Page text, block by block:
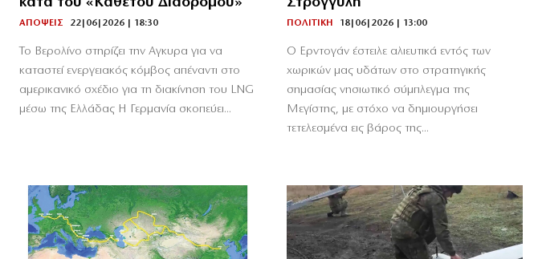
ΑΠΟΨΕΙΣ 22|06|2026 | 18:30
Το Βερολίνο στηρίζει την Αγκυρα για να
καταστεί ενεργειακός κόμβος απέναντι στο
αμερικανικό σχέδιο για τη διακίνηση του LNG
μέσω της Ελλάδας Η Γερμανία σκοπεύει...
ΠΟΛΙΤΙΚΗ 18|06|2026 | 13:00
Ο Ερντογάν έστειλε αλιευτικά εντός των
χωρικών μας υδάτων στο στρατηγικής
σημασίας νησιωτικό σύμπλεγμα της
Μεγίστης, με στόχο να δημιουργήσει
τετελεσμένα εις βάρος της...